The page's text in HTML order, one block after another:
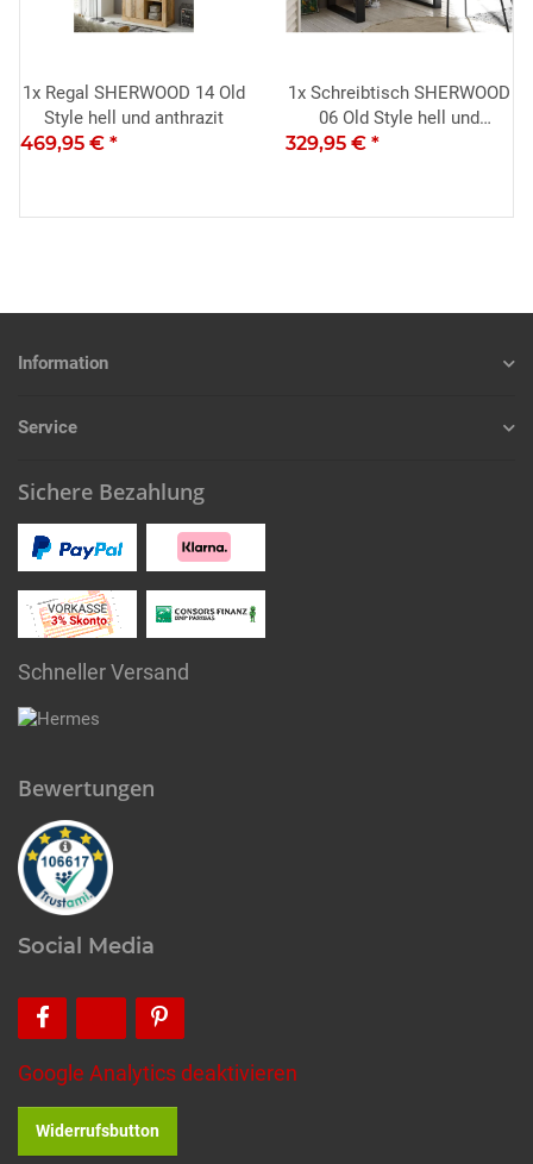
1x Regal SHERWOOD 14 Old
Style hell und anthrazit
469,95 € *
1x Schreibtisch SHERWOOD
06 Old Style hell und
anthrazit 125x60
329,95 € *
Information
Service
Sichere Bezahlung
Schneller Versand
Bewertungen
Social Media
Google Analytics deaktivieren
Widerrufsbutton